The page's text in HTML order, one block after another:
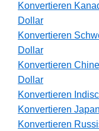
Konvertieren
Dollar
Konvertieren
Dollar
Konvertieren
Dollar
Konvertieren
Konvertieren
Konvertieren